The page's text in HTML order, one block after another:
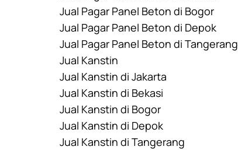
Jual Pagar Panel Beton di Bogor
Jual Pagar Panel Beton di Depok
Jual Pagar Panel Beton di Tangerang
Jual Kanstin
Jual Kanstin di Jakarta
Jual Kanstin di Bekasi
Jual Kanstin di Bogor
Jual Kanstin di Depok
Jual Kanstin di Tangerang